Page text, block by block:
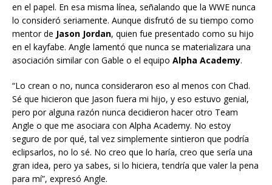
en el papel. En esa misma línea, señalando que la WWE nunca
lo consideró seriamente. Aunque disfrutó de su tiempo como
mentor de Jason Jordan, quien fue presentado como su hijo
en el kayfabe. Angle lamentó que nunca se materializara una
asociación similar con Gable o el equipo Alpha Academy.
“Lo crean o no, nunca consideraron eso al menos con Chad.
Sé que hicieron que Jason fuera mi hijo, y eso estuvo genial,
pero por alguna razón nunca decidieron hacer otro Team
Angle o que me asociara con Alpha Academy. No estoy
seguro de por qué, tal vez simplemente sintieron que podría
eclipsarlos, no lo sé. No creo que lo haría, creo que sería una
gran idea, pero ya sabes, si lo hiciera, tendría que valer la pena
para mí”, expresó Angle.